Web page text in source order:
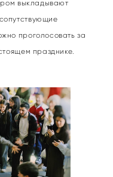
выкладывают
проголосовать за
празднике.